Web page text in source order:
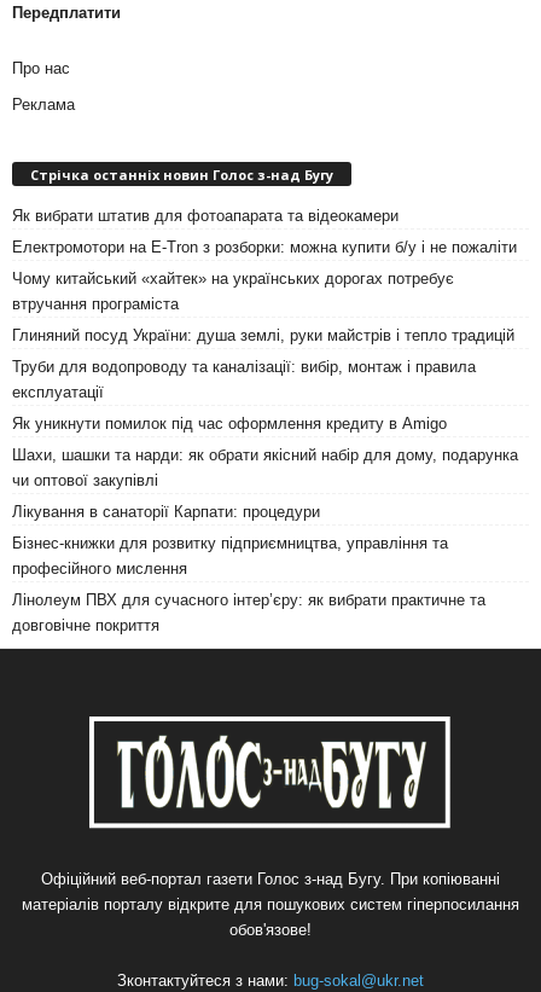
Передплатити
Про нас
Реклама
Стрічка останніх новин Голос з-над Бугу
Як вибрати штатив для фотоапарата та відеокамери
Електромотори на E-Tron з розборки: можна купити б/у і не пожаліти
Чому китайський «хайтек» на українських дорогах потребує
втручання програміста
Глиняний посуд України: душа землі, руки майстрів і тепло традицій
Труби для водопроводу та каналізації: вибір, монтаж і правила
експлуатації
Як уникнути помилок під час оформлення кредиту в Amigo
Шахи, шашки та нарди: як обрати якісний набір для дому, подарунка
чи оптової закупівлі
Лікування в санаторії Карпати: процедури
Бізнес-книжки для розвитку підприємництва, управління та
професійного мислення
Лінолеум ПВХ для сучасного інтер’єру: як вибрати практичне та
довговічне покриття
Офіційний веб-портал газети Голос з-над Бугу. При копіюванні
матеріалів порталу відкрите для пошукових систем гіперпосилання
обов'язове!
Зконтактуйтеся з нами: bug-sokal@ukr.net